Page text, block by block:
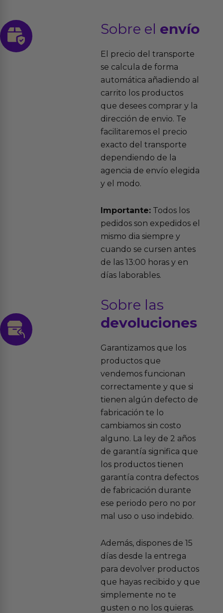
Sobre el envío
El precio del transporte
se calcula de forma
automática añadiendo al
carrito los productos
que desees comprar y la
dirección de envio. Te
facilitaremos el precio
exacto del transporte
dependiendo de la
agencia de envío elegida
y el modo.
Importante:Todos los
pedidos son expedidos el
mismo dia siempre y
cuando se cursen antes
de las 13:00 horas y en
días laborables.
Sobre las
devoluciones
Garantizamos que los
productos que
vendemos funcionan
correctamente y que si
tienen algún defecto de
fabricación te lo
cambiamos sin costo
alguno. La ley de 2 años
de garantía significa que
los productos tienen
garantía contra defectos
de fabricación durante
ese periodo pero no por
mal uso o uso indebido.
Además, dispones de 15
días desde la entrega
para devolver productos
que hayas recibido y que
simplemente no te
gusten o no los quieras.